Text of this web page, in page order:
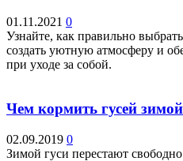
01.11.2021 0
Узнайте, как правильно
создать уютную атмосферу и
при уходе за собой.
Чем кормить гусей зимой
02.09.2019 0
Зимой гуси перестают свободно